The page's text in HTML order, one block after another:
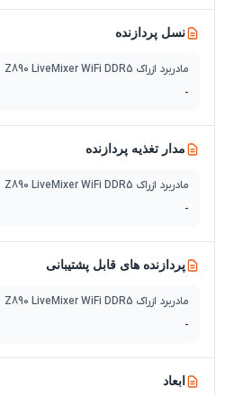
نسل پردازنده
مادربرد ازراک Z890 LiveMixer WiFi DDR5
-
مدار تغذیه پردازنده
مادربرد ازراک Z890 LiveMixer WiFi DDR5
-
پردازنده های قابل پشتیبانی
مادربرد ازراک Z890 LiveMixer WiFi DDR5
-
ابعاد